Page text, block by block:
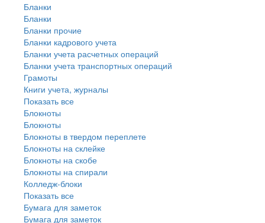
Бланки
Бланки
Бланки прочие
Бланки кадрового учета
Бланки учета расчетных операций
Бланки учета транспортных операций
Грамоты
Книги учета, журналы
Показать все
Блокноты
Блокноты
Блокноты в твердом переплете
Блокноты на склейке
Блокноты на скобе
Блокноты на спирали
Колледж-блоки
Показать все
Бумага для заметок
Бумага для заметок